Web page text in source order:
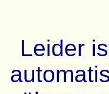
Leider